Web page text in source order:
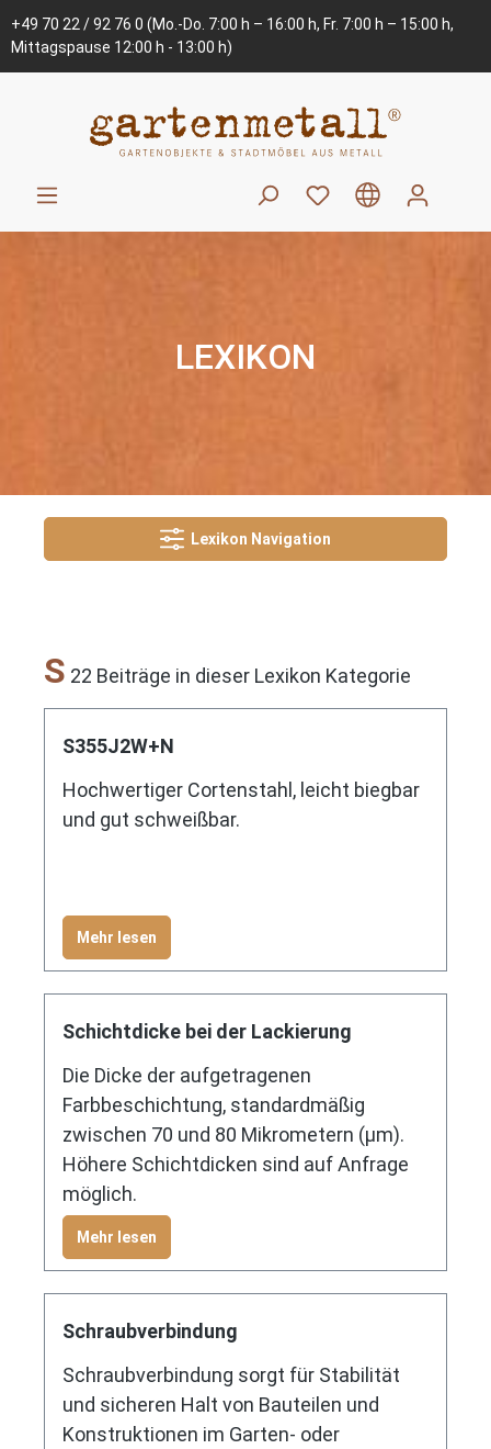
+49 70 22 / 92 76 0 (Mo.-Do. 7:00 h – 16:00 h, Fr. 7:00 h – 15:00 h,
Mittagspause 12:00 h - 13:00 h)
LEXIKON
Lexikon Navigation
S 22 Beiträge in dieser Lexikon Kategorie
S355J2W+N
Hochwertiger Cortenstahl, leicht biegbar
und gut schweißbar.
Mehr lesen
Schichtdicke bei der Lackierung
Die Dicke der aufgetragenen
Farbbeschichtung, standardmäßig
zwischen 70 und 80 Mikrometern (µm).
Höhere Schichtdicken sind auf Anfrage
möglich.
Mehr lesen
Schraubverbindung
Schraubverbindung sorgt für Stabilität
und sicheren Halt von Bauteilen und
Konstruktionen im Garten- oder